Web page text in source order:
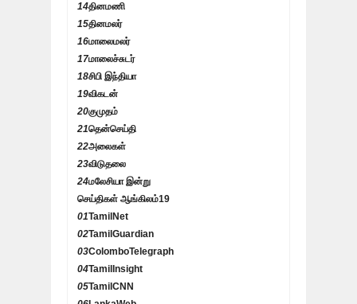
14தினமணி
15தினமலர்
16மாலைமலர்
17மாலைச்சுடர்
18சிபி இந்தியா
19விகடன்
20குமுதம்
21தென்செய்தி
22அலைகள்
23விடுதலை
24மலேசியா இன்று
செய்திகள் ஆங்கிலம்19
01TamilNet
02TamilGuardian
03ColomboTelegraph
04TamilInsight
05TamilCNN